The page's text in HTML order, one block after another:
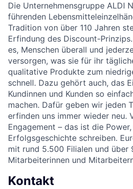
Die Unternehmensgruppe ALDI
führenden
Tradition von über 110 Jahren
Erfindung des Discount-
es, Menschen überall und
versorgen, was sie für ihr
qualitative Produkte zum
schnell. Dazu gehört auch, das
Kundinnen und Kunden so
machen. Dafür geben wir jeden
erfinden uns immer wieder neu.
Engagement – das ist die
Erfolgsgeschichte schreiben.
mit rund 5.500 Filialen und über
Mitarbeiterinnen und
Kontakt